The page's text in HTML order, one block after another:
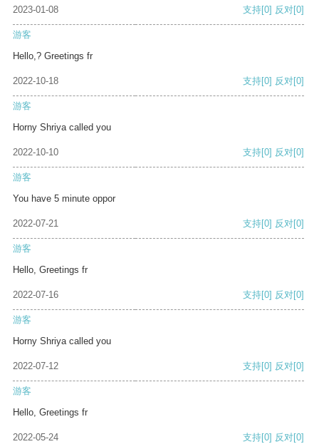
2023-01-08 支持[0] 反对[0]
游客
Hello,? Greetings fr
2022-10-18 支持[0] 反对[0]
游客
Horny Shriya called you
2022-10-10 支持[0] 反对[0]
游客
You have 5 minute oppor
2022-07-21 支持[0] 反对[0]
游客
Hello, Greetings fr
2022-07-16 支持[0] 反对[0]
游客
Horny Shriya called you
2022-07-12 支持[0] 反对[0]
游客
Hello, Greetings fr
2022-05-24 支持[0] 反对[0]